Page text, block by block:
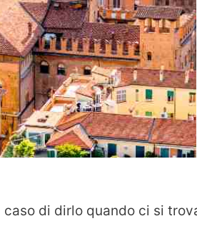
caso di dirlo quando ci si